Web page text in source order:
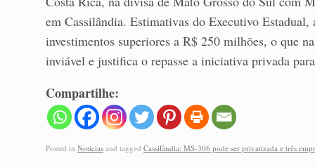
em Cassilândia. Estimativas do Executivo Estadual,
investimentos superiores a R$ 250 milhões, o que
inviável e justifica o repasse a iniciativa privada
Compartilhe:
Posted in Noticias and tagged Cassilândia: MS-306 pode ser privatizada e três